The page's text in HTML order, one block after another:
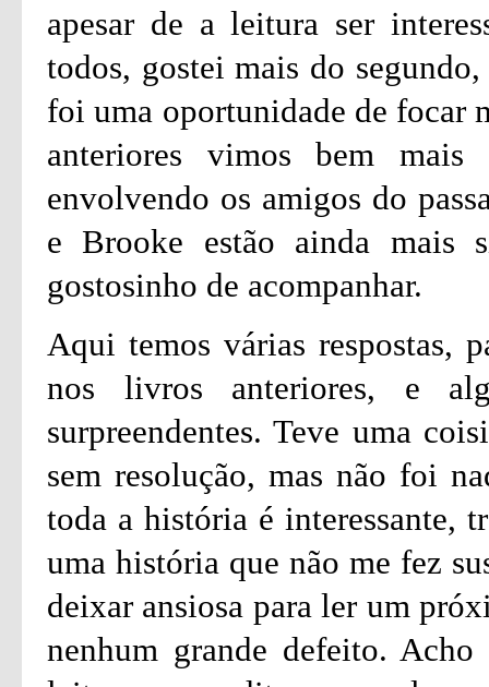
apesar de a leitura ser
todos, gostei mais do
foi uma oportunidade de focar
anteriores vimos bem
envolvendo os amigos do
e Brooke estão ainda mais
gostosinho de acompanhar.
Aqui temos várias respostas,
nos livros anteriores, e
surpreendentes. Teve uma
sem resolução, mas não foi
toda a história é interessante,
uma história que não me fez
deixar ansiosa para ler um
nenhum grande defeito.